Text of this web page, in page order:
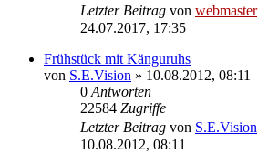
Letzter Beitrag von webmaster
24.07.2017, 17:35
Frühstück mit Känguruhs
von S.E.Vision » 10.08.2012, 08:11
0 Antworten
22584 Zugriffe
Letzter Beitrag von S.E.Vision
10.08.2012, 08:11